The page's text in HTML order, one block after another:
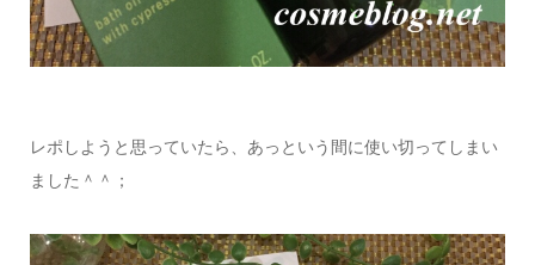
レポしようと思っていたら、あっという間に使い切ってしまい
ました＾＾；